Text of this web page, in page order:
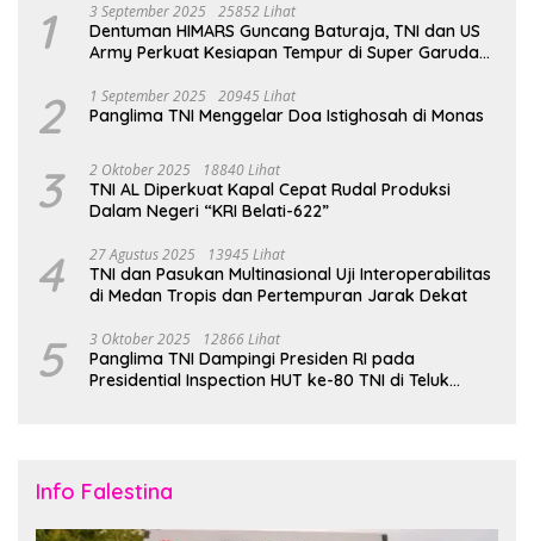
1 3 September 2025 25852 Lihat
Dentuman HIMARS Guncang Baturaja, TNI dan US
Army Perkuat Kesiapan Tempur di Super Garuda
2 1 September 2025 20945 Lihat
Panglima TNI Menggelar Doa Istighosah di Monas
3 2 Oktober 2025 18840 Lihat
TNI AL Diperkuat Kapal Cepat Rudal Produksi
Dalam Negeri “KRI Belati-622”
4 27 Agustus 2025 13945 Lihat
TNI dan Pasukan Multinasional Uji Interoperabilitas
di Medan Tropis dan Pertempuran Jarak Dekat
5 3 Oktober 2025 12866 Lihat
Panglima TNI Dampingi Presiden RI pada
Presidential Inspection HUT ke-80 TNI di Teluk
Info Falestina